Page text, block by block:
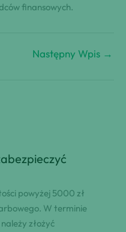
finansowych.
Następny Wpis →
powyżej 5000 zł
W terminie
złożyć